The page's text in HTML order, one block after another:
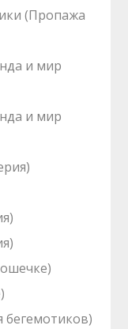
(Пропажа
и мир
и мир
бегемотиков)